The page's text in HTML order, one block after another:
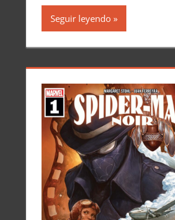
Seguir leyendo